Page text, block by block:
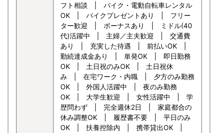
フト相談 | バイク・電動自転車レンタル
OK | バイクプレゼントあり | フリー
ター歓迎 | ボーナスあり | ミドル(40
代)活躍中 | 主婦／主夫歓迎 | 交通費
あり | 充実した待遇 | 前払いOK |
勤続達成金あり | 単発OK | 即日勤務
OK | 土日祝のみOK | 土日祝休
み | 在宅ワーク・内職 | 夕方のみ勤務
OK | 外国人活躍中 | 夜のみ勤務
OK | 大学生歓迎 | 女性活躍中 | 学
歴問わず | 完全週休2日 | 家庭都合の
休み調整OK | 履歴書不要 | 平日のみ
OK | 扶養控除内 | 携帯貸出OK |